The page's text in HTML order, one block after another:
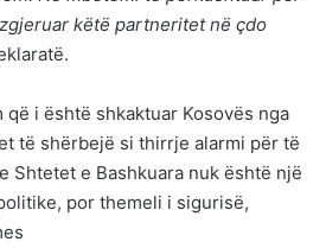
këtë partneritet në çdo
që i është shkaktuar Kosovës nga
të shërbejë si thirrje alarmi për të
Shtetet e Bashkuara nuk është një
por themeli i sigurisë,